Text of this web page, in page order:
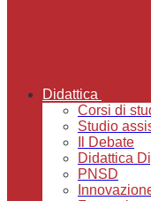
Didattica
Corsi di
Studio
Il Debate
Didattica
PNSD